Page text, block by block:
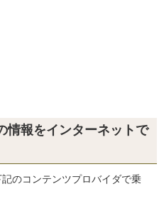
情報をインターネットで
のコンテンツプロバイダで乗